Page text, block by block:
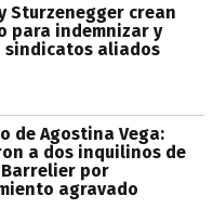
Sturzenegger crean
para indemnizar y
sindicatos aliados
de Agostina Vega:
a dos inquilinos de
por
agravado